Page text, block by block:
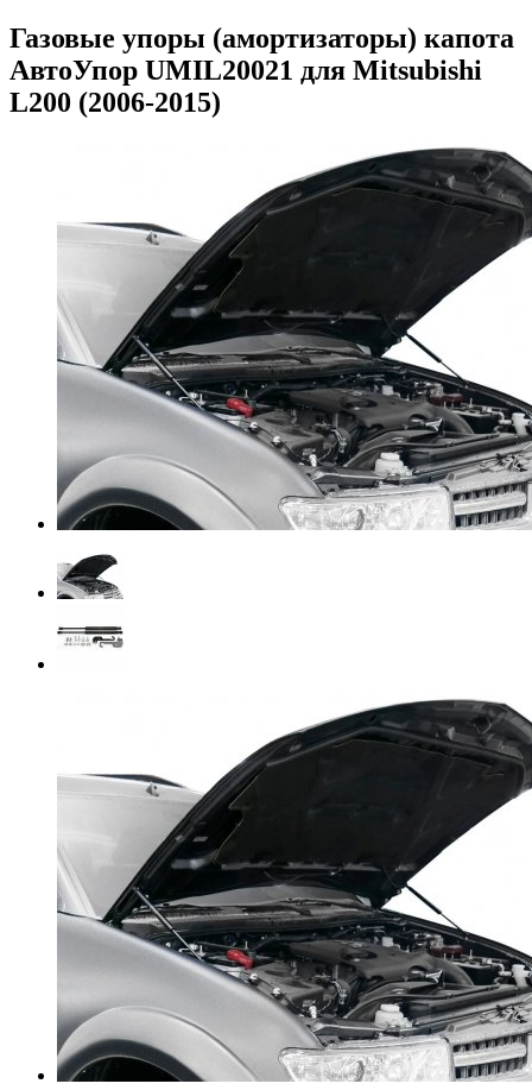
Газовые упоры (амортизаторы) капота
АвтоУпор UMIL20021 для Mitsubishi
L200 (2006-2015)